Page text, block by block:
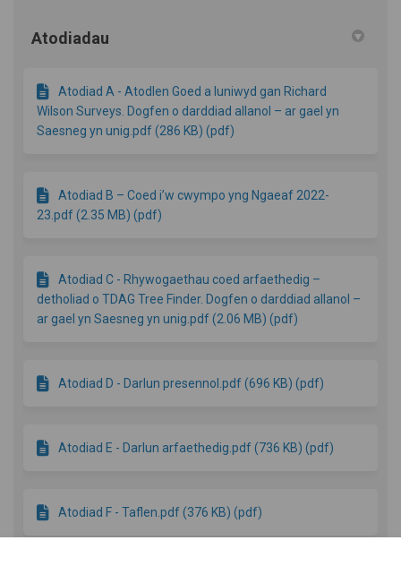
Atodiadau
Atodiad A - Atodlen Goed a luniwyd gan Richard
Wilson Surveys. Dogfen o darddiad allanol – ar gael yn
Saesneg yn unig.pdf (286 KB) (pdf)
Atodiad B – Coed i’w cwympo yng Ngaeaf 2022-
23.pdf (2.35 MB) (pdf)
Atodiad C - Rhywogaethau coed arfaethedig –
detholiad o TDAG Tree Finder. Dogfen o darddiad allanol –
ar gael yn Saesneg yn unig.pdf (2.06 MB) (pdf)
Atodiad D - Darlun presennol.pdf (696 KB) (pdf)
Atodiad E - Darlun arfaethedig.pdf (736 KB) (pdf)
Atodiad F - Taflen.pdf (376 KB) (pdf)